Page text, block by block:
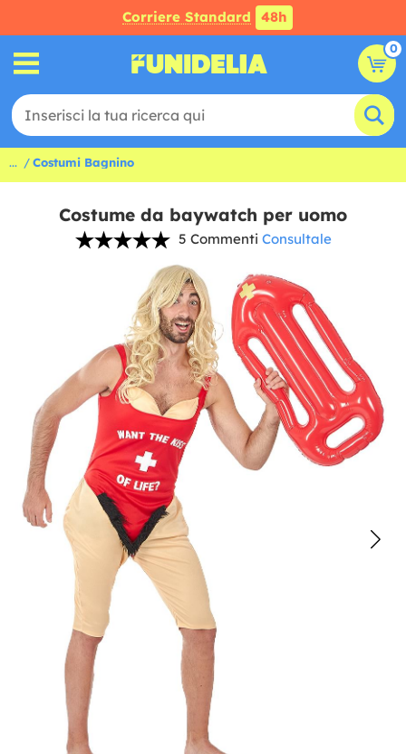
Corriere Standard 48h
0
... Costumi Bagnino
Costume da baywatch per uomo
5 Commenti Consultale